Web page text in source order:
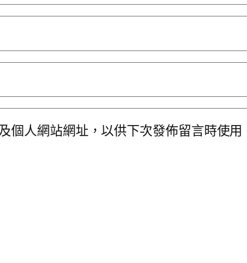
個人網站網址，以供下次發佈留言時使用